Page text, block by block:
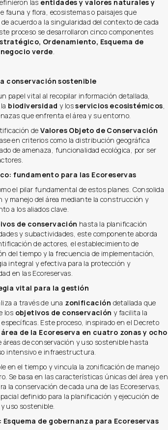
las entidades y valores naturales y
fauna y flora, ecosistemas o paisajes que
acuerdo a la singularidad del contexto de cada
proceso se desarrollaron cinco componentes
Ordenamiento, Esquema de
verde
conservación sostenible
papel vital al recopilar información detallada,
biodiversidad y losservicios ecosistémicos
que enfrenta el área y su entorno.
deValores Objeto de Conservación
en criterios como la distribución geográfica
de amenaza, funcionalidad ecológica, por ser
fundamento para las Ecoreservas
el pilar fundamental de estos planes. Consolida
y manejo del área mediante la construcción y
a los aliados clave.
de conservación hasta la planificación
y subactividades, este componente aborda
de actores, el establecimiento de
del tiempo y la frecuencia de implementación,
integral y efectiva para la protección y
en las Ecoreservas.
vital para la gestión
a través de una zonificación detallada que
los objetivos de conservación y facilita la
Este proceso, inspirado en el Decreto
de la Ecoreserva en cuatro zonas y ocho
áreas de conservación y uso sostenible hasta
intensivo e infraestructura.
en el tiempo y vincula la zonificación de manejo
Se basa en las características únicas del área y en
la conservación de cada una de las Ecoreservas,
definido para la planificación y ejecución de
uso sostenible.
de gobernanza para Ecoreservas